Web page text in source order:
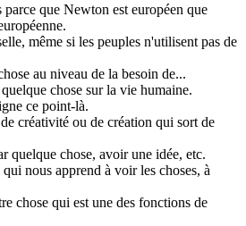
que Newton est européen que
même si les peuples n'utilisent pas de
au niveau de la besoin de...
chose sur la vie humaine.
ce point-là.
créativité ou de création qui sort de
quelque chose, avoir une idée, etc.
nous apprend à voir les choses, à
chose qui est une des fonctions de